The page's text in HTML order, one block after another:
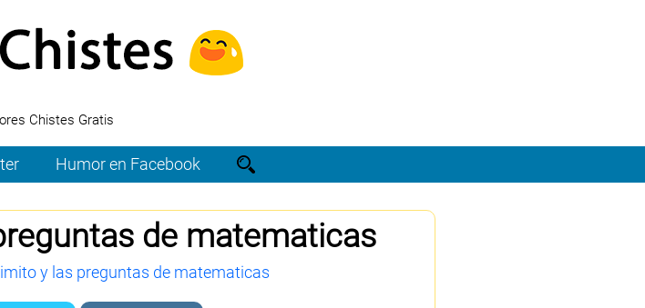
Chistes Gratis
Humor en Facebook
de matematicas
y las preguntas de matematicas